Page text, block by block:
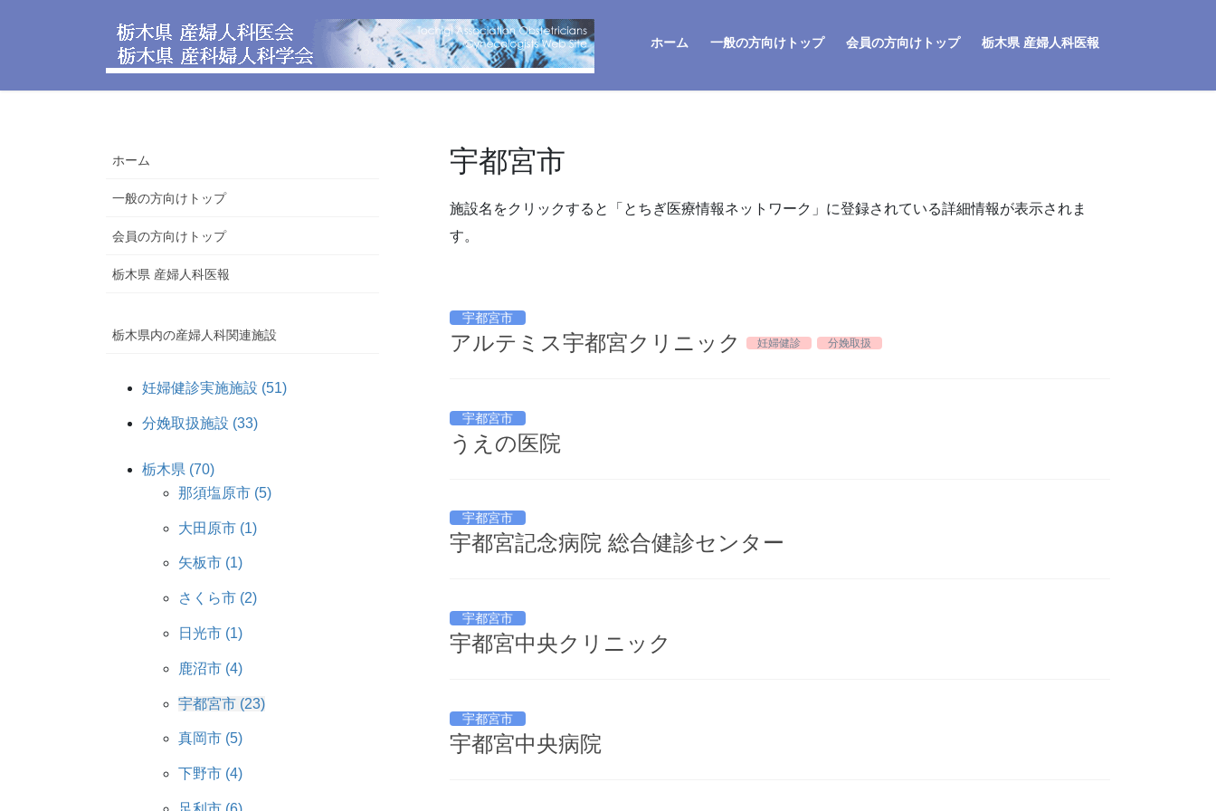
ホーム 一般の方向けトップ 会員の方向けトップ 栃木県 産婦人科医報
宇都宮市
施設名をクリックすると「とちぎ医療情報ネットワーク」に登録されている詳細情報が表示されま
す。
宇都宮市
アルテミス宇都宮クリニック 妊婦健診 分娩取扱
宇都宮市
うえの医院
宇都宮市
宇都宮記念病院 総合健診センター
宇都宮市
宇都宮中央クリニック
宇都宮市
宇都宮中央病院
ホーム
一般の方向けトップ
会員の方向けトップ
栃木県 産婦人科医報
栃木県内の産婦人科関連施設
妊婦健診実施施設 (51)
分娩取扱施設 (33)
栃木県 (70)
那須塩原市 (5)
大田原市 (1)
矢板市 (1)
さくら市 (2)
日光市 (1)
鹿沼市 (4)
宇都宮市 (23)
真岡市 (5)
下野市 (4)